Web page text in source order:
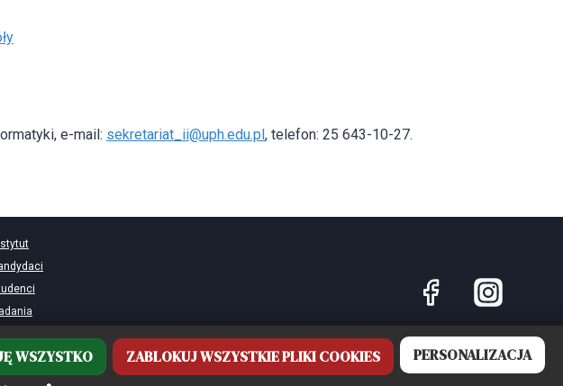
WSZYSTKO ZABLOKUJ WSZYSTKIE PLIKI COOKIES
PERSONALIZACJA
e-mail: sekretariat_ii@uph.edu.pl, telefon: 25 643-10-27.